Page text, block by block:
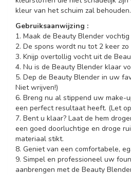
kleur van het schuim zal behouden.
Gebruiksaanwijzing :
1. Maak de Beauty Blender
2. De spons wordt nu tot 2 keer zo
3. Knijp overtollig vocht uit de
4. Nu is de Beauty Blender klaar
5. Dep de Beauty Blender in uw
Niet wrijven!)
6. Breng nu al stippend uw make-
een perfect resultaat heeft. (Let
7. Bent u klaar? Laat de hem
een goed doorluchtige en droge
materiaal stikt.
8. Geniet van een comfortabele,
9. Simpel en professioneel uw
aanbrengen met de Beauty